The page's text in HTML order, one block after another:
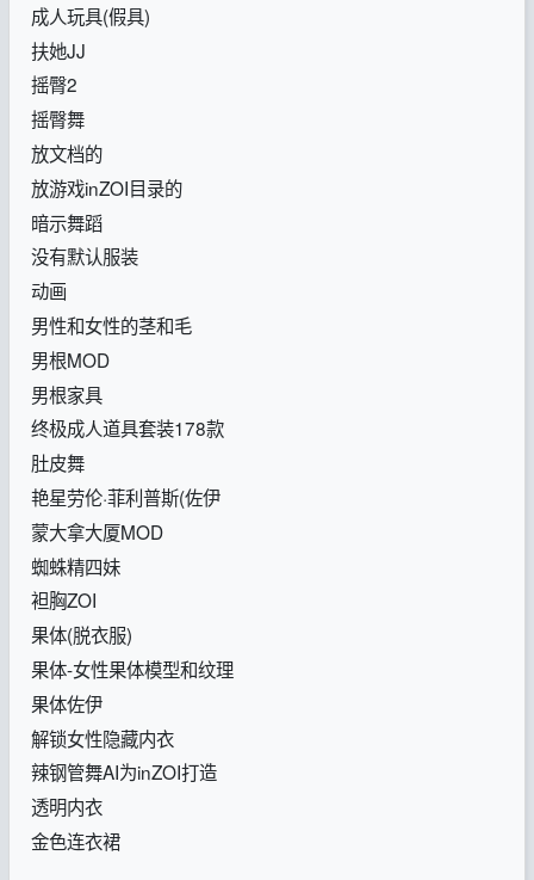
成人玩具(假具)
扶她JJ
摇臀2
摇臀舞
放文档的
放游戏inZOI目录的
暗示舞蹈
没有默认服装
动画
男性和女性的茎和毛
男根MOD
男根家具
终极成人道具套装178款
肚皮舞
艳星劳伦·菲利普斯(佐伊
蒙大拿大厦MOD
蜘蛛精四妹
袒胸ZOI
果体(脱衣服)
果体-女性果体模型和纹理
果体佐伊
解锁女性隐藏内衣
辣钢管舞AI为inZOI打造
透明内衣
金色连衣裙